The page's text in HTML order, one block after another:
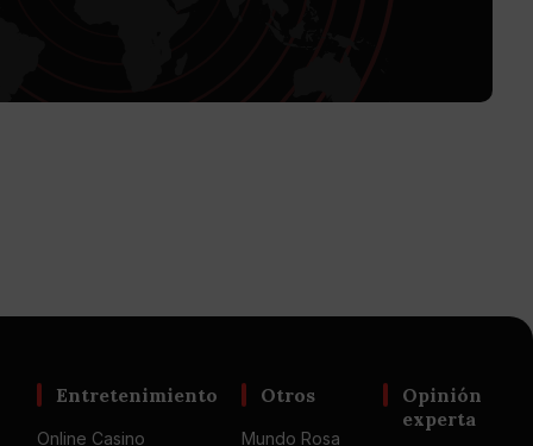
Entretenimiento
Online Casino
Otros
Mundo Rosa
Opinión
experta